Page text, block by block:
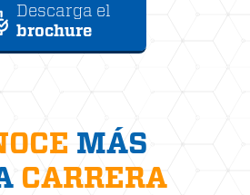
Descarga el
brochure
MÁS
CARRERA